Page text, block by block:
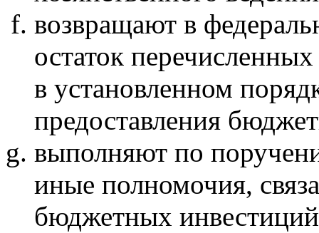
возвращают в
остаток
в установленном
предоставления
выполняют по
иные полномочия,
бюджетных